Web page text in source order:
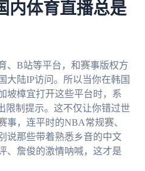
内体育直播总是
、B站等平台，和赛事版权方
大陆IP访问。所以当你在韩国
坡樟宜打开这些平台时，系
限制提示。这不仅让你错过世
事，连平时的NBA常规赛、
那些带着熟悉乡音的中文
、詹俊的激情呐喊，这才是